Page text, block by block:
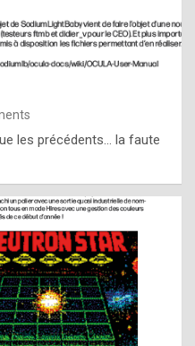
les précédents… la faute